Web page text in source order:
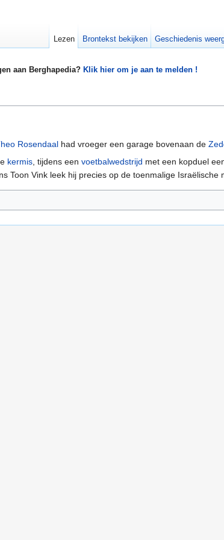
aan Berghapedia? Klik hier om je aan te melden !
Rosendaal had vroeger een garage bovenaan de
kermis , tijdens een voetbalwedstrijd met een kopduel
Toon Vink leek hij precies op de toenmalige Israëlische
Lezen Brontekst bekijken Geschiedenis